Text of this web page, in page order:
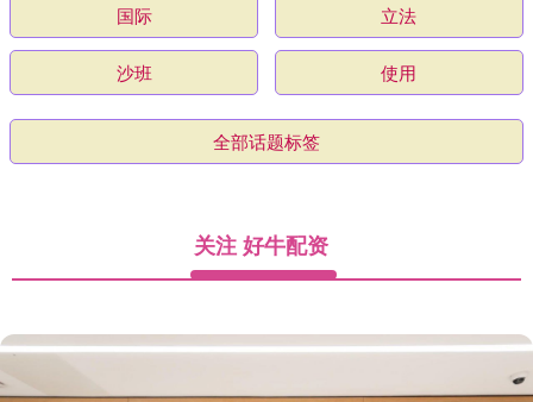
国际 立法
沙班 使用
全部话题标签
关注 好牛配资